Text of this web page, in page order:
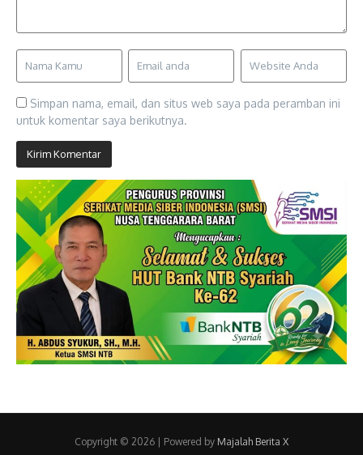
Simpan nama, email, dan situs web saya pada peramban ini
untuk komentar saya berikutnya.
Copyright © 2026 | Powered by Majalah Berita X